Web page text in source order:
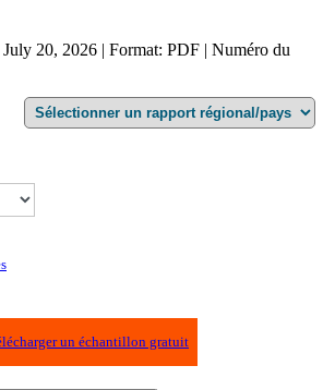
20, 2026 | Format: PDF | Numéro du
un échantillon gratuit